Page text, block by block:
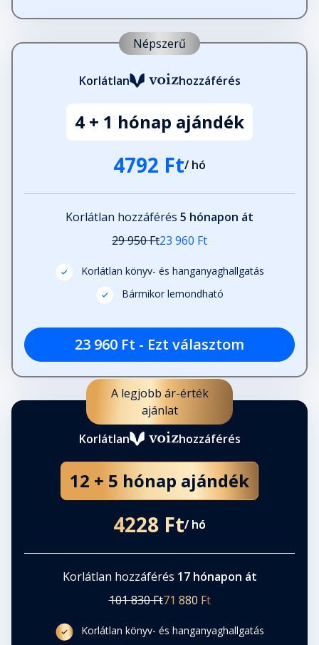
A leszámolás percei - Vincenzo
Fejezet hossza: 00:15:48
Új világ születik - Amira
jelen múlttá válik - Vincenzo
Fejezet hossza: 00:22:51
Zárszó
Fejezet hossza: 00:00:42
Népszerű
Korlátlan hozzáférés
4 + 1 hónap ajándék
4792 Ft/ hó
Korlátlan hozzáférés 5 hónapon át
29 950 Ft23 960 Ft
Korlátlan könyv- és hanganyaghallgatás
Bármikor lemondható
23 960 Ft - Ezt választom
A legjobb ár-érték
ajánlat
Korlátlan
hozzáférés
12 + 5 hónap ajándék
4228 Ft/ hó
Korlátlan hozzáférés 17 hónapon át
101 830 Ft71 880 Ft
Korlátlan könyv- és hanganyaghallgatás